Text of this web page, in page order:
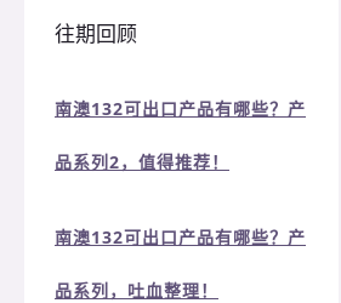
往期回顾
南澳132可出口产品有哪些？产
品系列2，值得推荐！
南澳132可出口产品有哪些？产
品系列，吐血整理！